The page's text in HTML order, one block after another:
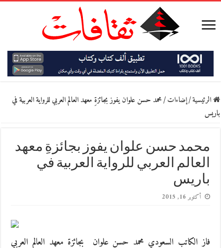
الرئيسية/إضاءات/محمد حسن علوان يفوز بجائزةِ معهد العالم العربي للرواية العربية في
باريس
محمد حسن علوان يفوز بجائزةِ معهد
العالم العربي للرواية العربية في
باريس
أكتوبر 16, 2015
فاز الكاتب السعودي محمد حسن علوان بجائزة معهد العالم العربي